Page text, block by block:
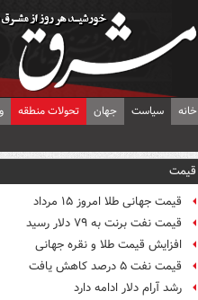
خانه سیاست جهان تحولات منطقه
قیمت
قیمت جهانی طلا امروز ۱۵ مرداد
قیمت نفت برنت به ۷۹ دلار رسید
افزایش قیمت طلا و نقره جهانی
قیمت نفت ۵ درصد کاهش یافت
رشد آرام دلار ادامه دارد